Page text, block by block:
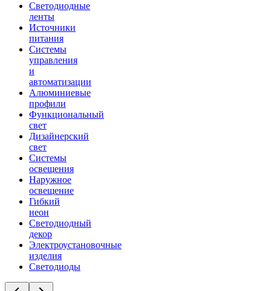
Светодиодные
ленты
Источники
питания
Системы
управления
и
автоматизации
Алюминиевые
профили
Функциональный
свет
Дизайнерский
свет
Системы
освещения
Наружное
освещение
Гибкий
неон
Светодиодный
декор
Электроустановочные
изделия
Светодиоды